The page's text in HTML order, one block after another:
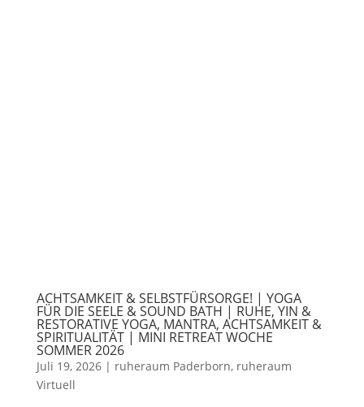
ACHTSAMKEIT & SELBSTFÜRSORGE! | YOGA
FÜR DIE SEELE & SOUND BATH | RUHE, YIN &
RESTORATIVE YOGA, MANTRA, ACHTSAMKEIT &
SPIRITUALITÄT | MINI RETREAT WOCHE
SOMMER 2026
Juli 19, 2026| ruheraum Paderborn, ruheraum
Virtuell